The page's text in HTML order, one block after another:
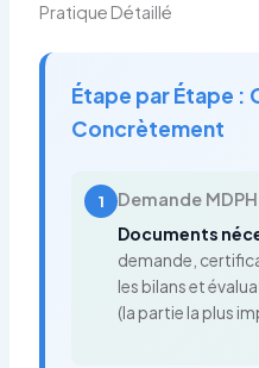
Pratique Détaillé
Étape par Étape :
Concrètement
1 Demande
Documents
demande,
les bilans et
(la partie la plus